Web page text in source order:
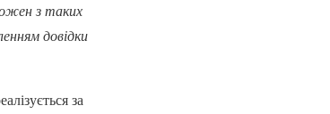
з таких
довідки
за